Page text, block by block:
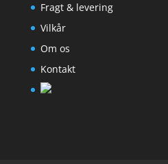
Fragt & levering
Vilkår
Om os
Kontakt